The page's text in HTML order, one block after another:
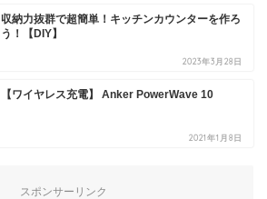
収納力抜群で超簡単！キッチンカウンターを作ろ
う！【DIY】
2023年3月28日
【ワイヤレス充電】 Anker PowerWave 10
2021年1月8日
スポンサーリンク